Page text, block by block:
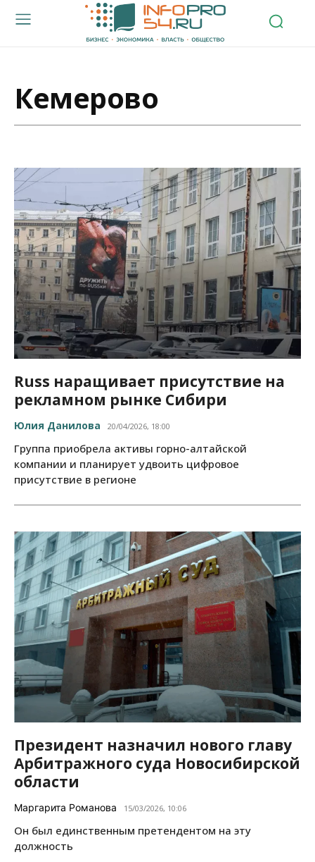
Кемерово
Russ наращивает присутствие на
рекламном рынке Сибири
Юлия Данилова 20/04/2026, 18:00
Группа приобрела активы горно-алтайской
компании и планирует удвоить цифровое
присутствие в регионе
Президент назначил нового главу
Арбитражного суда Новосибирской
области
Маргарита Романова 15/03/2026, 10:06
Он был единственным претендентом на эту
должность